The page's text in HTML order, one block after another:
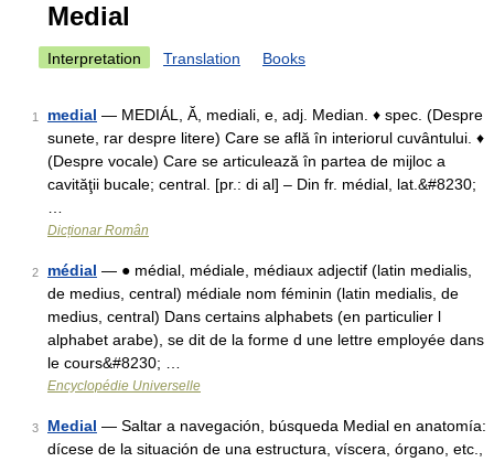
Medial
Interpretation Translation Books
1 medial — MEDIÁL, Ă, mediali, e, adj. Median. ♦ spec. (Despre
sunete, rar despre litere) Care se află în interiorul cuvântului. ♦
(Despre vocale) Care se articulează în partea de mijloc a
cavităţii bucale; central. [pr.: di al] – Din fr. médial, lat.&#8230;
Dicționar Român
2 médial — ● médial, médiale, médiaux adjectif (latin medialis,
de medius, central) médiale nom féminin (latin medialis, de
medius, central) Dans certains alphabets (en particulier l
alphabet arabe), se dit de la forme d une lettre employée dans
le cours&#8230; …
Encyclopédie Universelle
3 Medial — Saltar a navegación, búsqueda Medial en anatomía:
dícese de la situación de una estructura, víscera, órgano, etc.,